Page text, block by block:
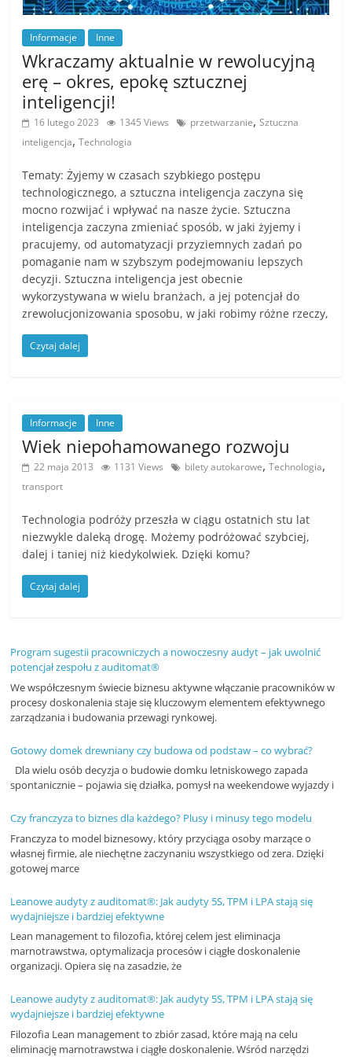
n
j
e
s
z
k
o
l
e
n
i
a
u
,
i
n
m
a
c
j
b
r
ż
w
e
,
n
w
o
ś
Informacje Inne
Wkraczamy aktualnie w rewolucyjną
erę – okres, epokę sztucznej
inteligencji!
16 lutego 2023 1345 Views przetwarzanie,Sztuczna
inteligencja,Technologia
Tematy: Żyjemy w czasach szybkiego postępu
technologicznego, a sztuczna inteligencja zaczyna się
mocno rozwijać i wpływać na nasze życie. Sztuczna
inteligencja zaczyna zmieniać sposób, w jaki żyjemy i
pracujemy, od automatyzacji przyziemnych zadań po
pomaganie nam w szybszym podejmowaniu lepszych
decyzji. Sztuczna inteligencja jest obecnie
wykorzystywana w wielu branżach, a jej potencjał do
zrewolucjonizowania sposobu, w jaki robimy różne rzeczy,
Czytaj dalej
Informacje Inne
Wiek niepohamowanego rozwoju
22 maja 2013 1131 Views bilety autokarowe,Technologia,
transport
Technologia podróży przeszła w ciągu ostatnich stu lat
niezwykle daleką drogę. Możemy podróżować szybciej,
dalej i taniej niż kiedykolwiek. Dzięki komu?
Czytaj dalej
Program sugestii pracowniczych a nowoczesny audyt – jak uwolnić
potencjał zespołu z auditomat®
We współczesnym świecie biznesu aktywne włączanie pracowników w
procesy doskonalenia staje się kluczowym elementem efektywnego
zarządzania i budowania przewagi rynkowej.
Gotowy domek drewniany czy budowa od podstaw – co wybrać?
Dla wielu osób decyzja o budowie domku letniskowego zapada
spontanicznie – pojawia się działka, pomysł na weekendowe wyjazdy i
Czy franczyza to biznes dla każdego? Plusy i minusy tego modelu
Franczyza to model biznesowy, który przyciąga osoby marzące o
własnej firmie, ale niechętne zaczynaniu wszystkiego od zera. Dzięki
gotowej marce
Leanowe audyty z auditomat®: Jak audyty 5S, TPM i LPA stają się
wydajniejsze i bardziej efektywne
Lean management to filozofia, której celem jest eliminacja
marnotrawstwa, optymalizacja procesów i ciągłe doskonalenie
organizacji. Opiera się na zasadzie, że
Leanowe audyty z auditomat®: Jak audyty 5S, TPM i LPA stają się
wydajniejsze i bardziej efektywne
Filozofia Lean management to zbiór zasad, które mają na celu
eliminację marnotrawstwa i ciągłe doskonalenie. Wśród narzędzi